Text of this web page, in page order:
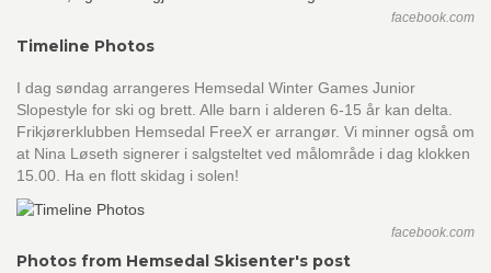
facebook.com
Timeline Photos
I dag søndag arrangeres Hemsedal Winter Games Junior
Slopestyle for ski og brett. Alle barn i alderen 6-15 år kan delta.
Frikjørerklubben Hemsedal FreeX er arrangør. Vi minner også om
at Nina Løseth signerer i salgsteltet ved målområde i dag klokken
15.00. Ha en flott skidag i solen!
facebook.com
Photos from Hemsedal Skisenter's post